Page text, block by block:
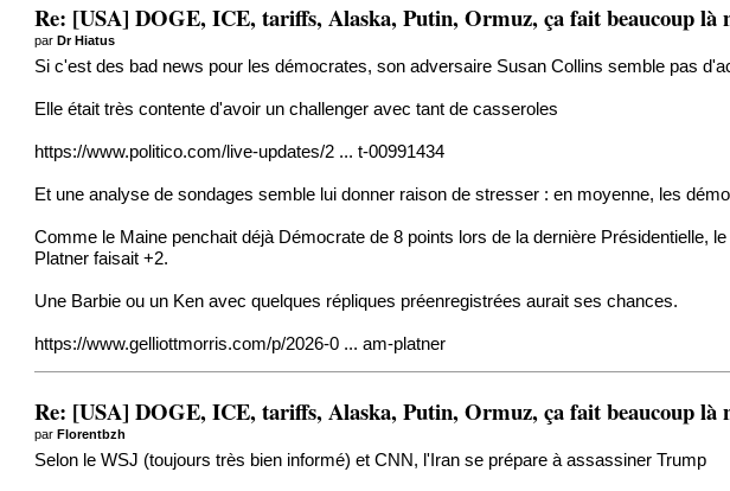
Re: [USA] DOGE, ICE, tariffs, Alaska, Putin, Ormuz, ça fait beaucoup là
parDr Hiatus
Si c'est des bad news pour les démocrates, son adversaire Susan Collins semble pas
Elle était très contente d'avoir un challenger avec tant de casseroles
https://www.politico.com/live-updates/2 ... t-00991434
Et une analyse de sondages semble lui donner raison de stresser : en moyenne, les
Comme le Maine penchait déjà Démocrate de 8 points lors de la dernière Présidentielle,
Platner faisait +2.
Une Barbie ou un Ken avec quelques répliques préenregistrées aurait ses chances.
https://www.gelliottmorris.com/p/2026-0 ... am-platner
Re: [USA] DOGE, ICE, tariffs, Alaska, Putin, Ormuz, ça fait beaucoup là
parFlorentbzh
Selon le WSJ (toujours très bien informé) et CNN, l'Iran se prépare à assassiner Trump